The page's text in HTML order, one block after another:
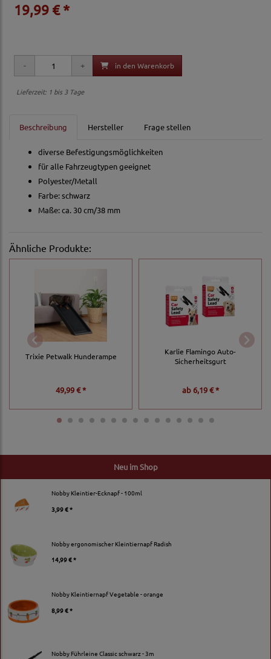
Neu im Shop
Nobby Kleintier-Ecknapf - 100ml
3,99 € *
Nobby ergonomischer Kleintiernapf Radish
14,99 € *
Nobby Kleintiernapf Vegetable - orange
8,99 € *
Nobby Führleine Classic schwarz - 3m
19,99 € *
in den Warenkorb
Lieferzeit: 1 bis 3 Tage
Beschreibung Hersteller Frage stellen
diverse Befestigungsmöglichkeiten
für alle Fahrzeugtypen geeignet
Polyester/Metall
Farbe: schwarz
Maße: ca. 30 cm/38 mm
Ähnliche Produkte:
Trixie Petwalk Hunderampe
49,99 € *
Karlie Flamingo Auto-
Sicherheitsgurt
ab6,19 € *